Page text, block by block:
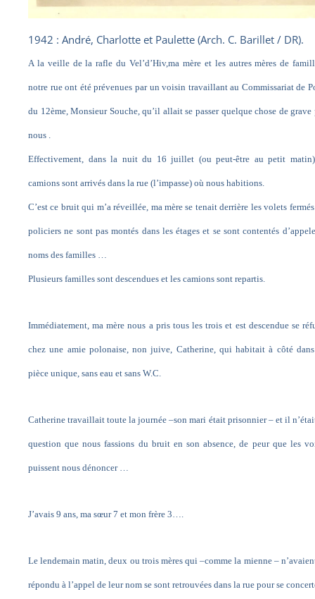
1942 : André, Charlotte et Paulette (Arch. C. Barillet / DR).
A la veille de la rafle du Vel’d’Hiv,ma mère et les autres mères de
notre rue ont été prévenues par un voisin travaillant au Commissariat de
du 12ème, Monsieur Souche, qu’il allait se passer quelque chose de grave
nous .
Effectivement, dans la nuit du 16 juillet (ou peut-être au petit
camions sont arrivés dans la rue (l’impasse) où nous habitions.
C’est ce bruit qui m’a réveillée, ma mère se tenait derrière les volets
policiers ne sont pas montés dans les étages et se sont contentés
noms des familles …
Plusieurs familles sont descendues et les camions sont repartis.
Immédiatement, ma mère nous a pris tous les trois et est descendue se
chez une amie polonaise, non juive, Catherine, qui habitait à côté
pièce unique, sans eau et sans W.C.
Catherine travaillait toute la journée –son mari était prisonnier – et il
question que nous fassions du bruit en son absence, de peur que les
puissent nous dénoncer …
J’avais 9 ans, ma sœur 7 et mon frère 3….
Le lendemain matin, deux ou trois mères qui –comme la mienne –
répondu à l’appel de leur nom se sont retrouvées dans la rue pour se